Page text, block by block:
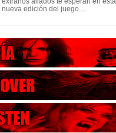
nueva edición del juego ...